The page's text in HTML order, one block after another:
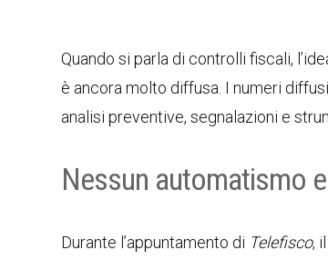
Quando si parla di controlli fiscali,
è ancora molto diffusa. I numeri
analisi preventive, segnalazioni e
Nessun automatismo
Durante l’appuntamento di Telefisco,